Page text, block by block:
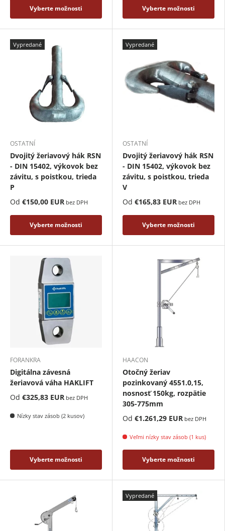
Vyberte možnosti Vyberte možnosti
Vypredané
OSTATNÍ
Dvojitý žeriavový hák RSN
- DIN 15402, výkovok bez
závitu, s poistkou, trieda
P
Od €150,00 EUR bez DPH
Vyberte možnosti
Vypredané
OSTATNÍ
Dvojitý žeriavový hák RSN
- DIN 15402, výkovok bez
závitu, s poistkou, trieda
V
Od €165,83 EUR bez DPH
Vyberte možnosti
FORANKRA
Digitálna závesná
žeriavová váha HAKLIFT
Od €325,83 EUR bez DPH
Nízky stav zásob (2 kusov)
Vyberte možnosti
HAACON
Otočný žeriav
pozinkovaný 4551.0,15,
nosnosť 150kg, rozpätie
305-775mm
Od €1.261,29 EUR bez DPH
Veľmi nízky stav zásob (1 kus)
Vyberte možnosti
Vypredané